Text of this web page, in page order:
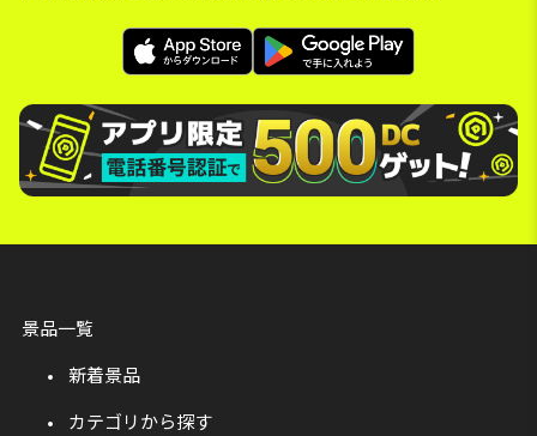
景品一覧
新着景品
カテゴリから探す